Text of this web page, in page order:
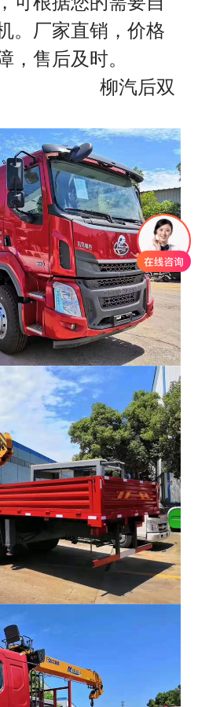
。厂家直销，价格
售后及时。
后双